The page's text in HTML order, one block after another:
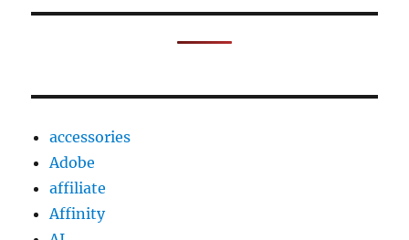
交
accessories
Adobe
affiliate
Affinity